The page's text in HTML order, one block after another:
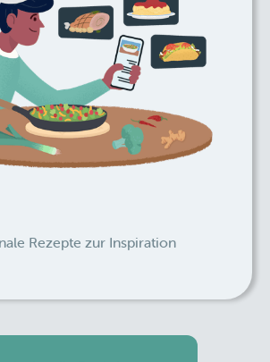
Rezepte zur Inspiration